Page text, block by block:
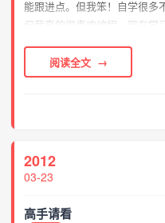
能跟进点。但我笨！自学很多
但我真的很喜欢编程，现在学
编程都有点困难，所以我想从
不要闲我的问题烦又无聊。还
阅读全文
2012
03-23
高手请看